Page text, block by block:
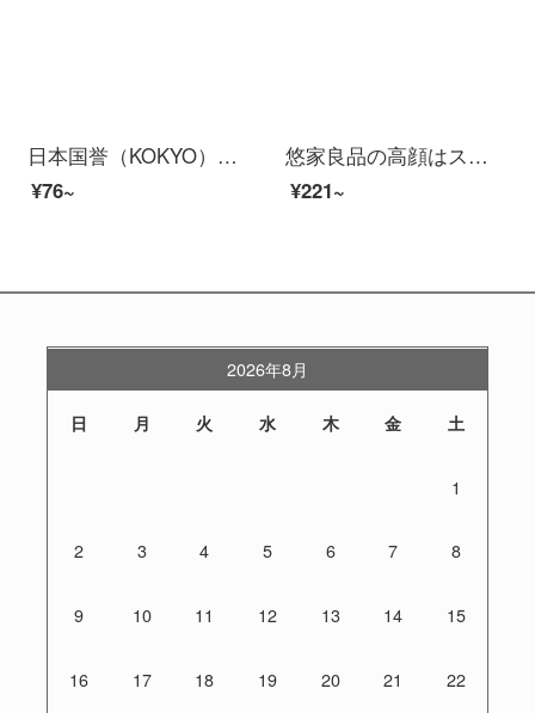
日本国誉（KOKYO）学生用文具猫・携帯小型点々テープ貼付テープ本体8 m*6 mm紫粉WSG-DM 2 M 45-06 VP
¥76~
悠家良品の高顔はストローの水筒の女性はストローの杯を持っています。大人の妊婦は月子携帯運動用のプラスチックのコップに座っています。
¥221~
2026年8月
日 月 火 水 木 金 土
1
2 3 4 5 6 7 8
9 10 11 12 13 14 15
16 17 18 19 20 21 22